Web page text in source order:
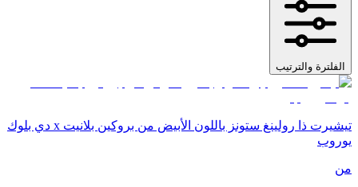
الفلترة والترتيب
تيشيرت ذا رولينغ ستونز باللون الأبيض من بروكين بلانيت x دي بلوك
يوروب
من